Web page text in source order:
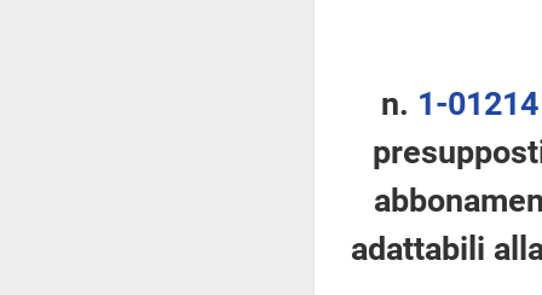
n. 1-01214
adattabili